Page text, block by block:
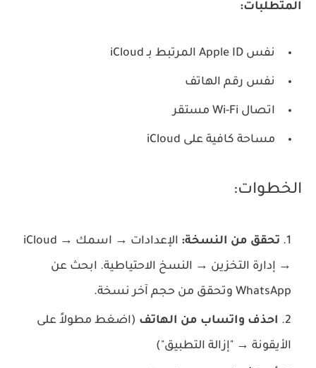
المتطلبات:
نفس Apple ID المرتبط بـ iCloud
نفس رقم الهاتف
اتصال Wi-Fi مستقر
مساحة كافية على iCloud
الخطوات:
تحقق من النسخة:
الإعدادات → اسمك → iCloud
→ إدارة التخزين → النسخ الاحتياطية. ابحث عن
WhatsApp وتحقق من حجم آخر نسخة.
احذف واتساب من الهاتف(اضغط مطولاً على
الأيقونة → "إزالة التطبيق")